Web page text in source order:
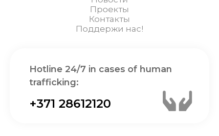
Проекты
Контакты
Поддержи нас!
Hotline 24/7 in cases of human
trafficking:
+371 28612120